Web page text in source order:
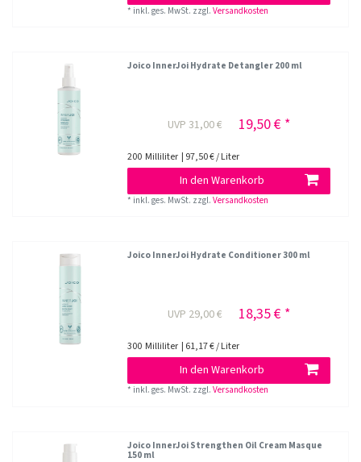
* inkl. ges. MwSt. zzgl.Versandkosten
Joico InnerJoi Hydrate Detangler 200 ml
UVP 31,00 € 19,50 € *
200 Milliliter | 97,50 € / Liter
In den Warenkorb
* inkl. ges. MwSt. zzgl.Versandkosten
Joico InnerJoi Hydrate Conditioner 300 ml
UVP 29,00 € 18,35 € *
300 Milliliter | 61,17 € / Liter
In den Warenkorb
* inkl. ges. MwSt. zzgl.Versandkosten
Joico InnerJoi Strengthen Oil Cream Masque
150 ml